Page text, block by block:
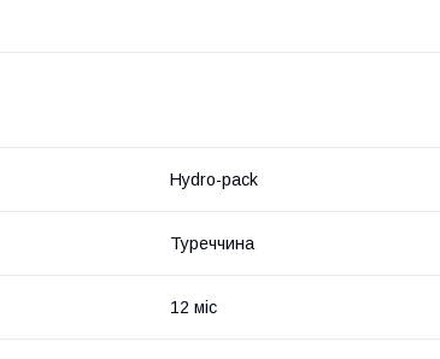
Hydro-pack
Туреччина
12 міс